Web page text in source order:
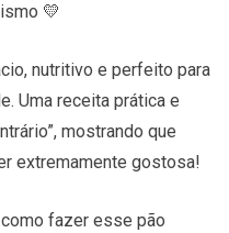
💛
nutritivo e perfeito para
Uma receita prática e
mostrando que
extremamente gostosa!
fazer esse pão